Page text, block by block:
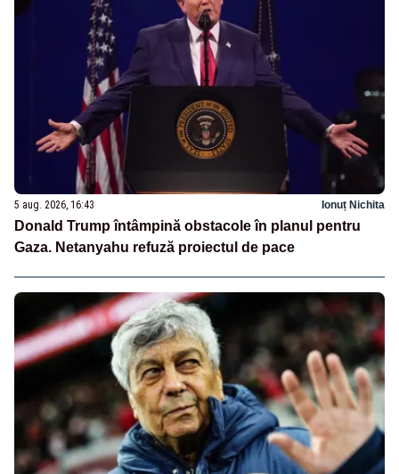
5 aug. 2026, 16:43 Ionuț Nichita
Donald Trump întâmpină obstacole în planul pentru
Gaza. Netanyahu refuză proiectul de pace